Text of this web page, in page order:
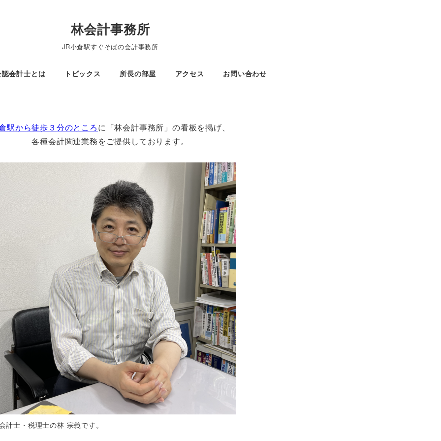
林会計事務所
JR小倉駅すぐそばの会計事務所
認会計士とは トピックス 所長の部屋 アクセス お問い合わせ
駅から徒歩３分のところに「林会計事務所」の看板を掲げ、
各種会計関連業務をご提供しております。
計士・税理士の林 宗義です。